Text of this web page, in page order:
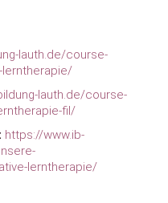
lauth.de/course-
lauth.de/course-
fil/
https://www.ib-
lerntherapie/